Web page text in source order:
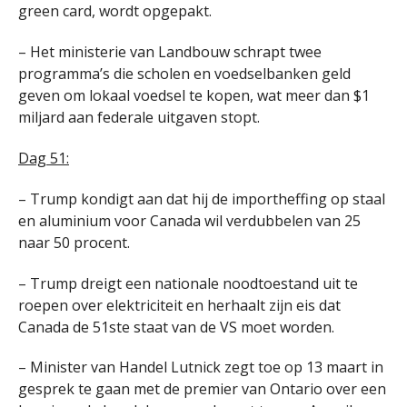
green card, wordt opgepakt.
– Het ministerie van Landbouw schrapt twee
programma’s die scholen en voedselbanken geld
geven om lokaal voedsel te kopen, wat meer dan $1
miljard aan federale uitgaven stopt.
Dag 51:
– Trump kondigt aan dat hij de importheffing op staal
en aluminium voor Canada wil verdubbelen van 25
naar 50 procent.
– Trump dreigt een nationale noodtoestand uit te
roepen over elektriciteit en herhaalt zijn eis dat
Canada de 51ste staat van de VS moet worden.
– Minister van Handel Lutnick zegt toe op 13 maart in
gesprek te gaan met de premier van Ontario over een